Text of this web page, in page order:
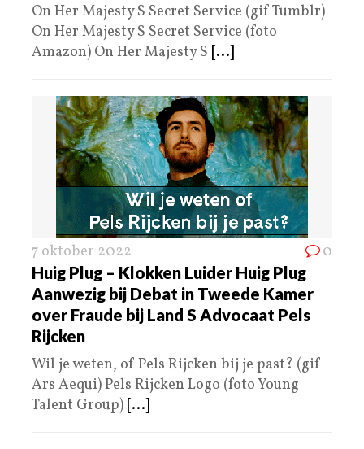
On Her Majesty S Secret Service (gif Tumblr)
On Her Majesty S Secret Service (foto
Amazon) On Her Majesty S [...]
7 oktober 2022 0
Huig Plug – Klokken Luider Huig Plug
Aanwezig bij Debat in Tweede Kamer
over Fraude bij Land S Advocaat Pels
Rijcken
Wil je weten, of Pels Rijcken bij je past? (gif
Ars Aequi) Pels Rijcken Logo (foto Young
Talent Group) [...]